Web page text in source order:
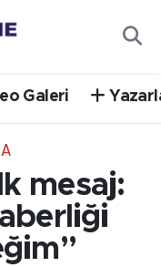
Galeri
mesaj:
Fikstür